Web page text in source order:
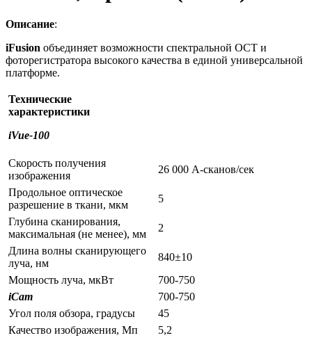
Описание:
iFusion объединяет возможности спектральной ОСТ и
фоторегистратора высокого качества в единой универсальной
платформе.
Технические
характеристики
iVue-100
Скорость получения
изображения
26 000 А-сканов/сек
Продольное оптическое
разрешение в ткани, мкм
5
Глубина сканирования,
максимальная (не менее), мм
2
Длина волны сканирующего
луча, нм
840±10
Мощность луча, мкВт
700-750
iCam
700-750
Угол поля обзора, градусы
45
Качество изображения, Мп
5,2